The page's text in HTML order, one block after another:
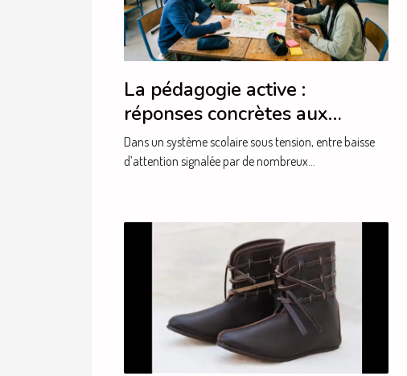
La pédagogie active :
réponses concrètes aux
besoins actuels des élèves
Dans un système scolaire sous tension, entre baisse
d’attention signalée par de nombreux...